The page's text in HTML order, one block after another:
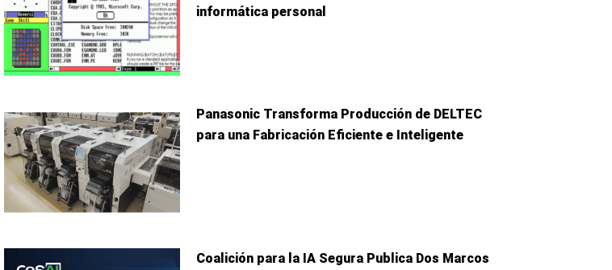
informática personal
Panasonic Transforma Producción de DELTEC
para una Fabricación Eficiente e Inteligente
Coalición para la IA Segura Publica Dos Marcos